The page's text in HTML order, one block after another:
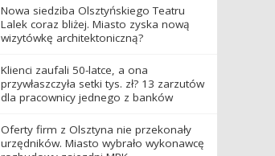
Nowa siedziba Olsztyńskiego Teatru
Lalek coraz bliżej. Miasto zyska nową
wizytówkę architektoniczną?
Klienci zaufali 50-latce, a ona
przywłaszczyła setki tys. zł? 13 zarzutów
dla pracownicy jednego z banków
Oferty firm z Olsztyna nie przekonały
urzędników. Miasto wybrało wykonawcę